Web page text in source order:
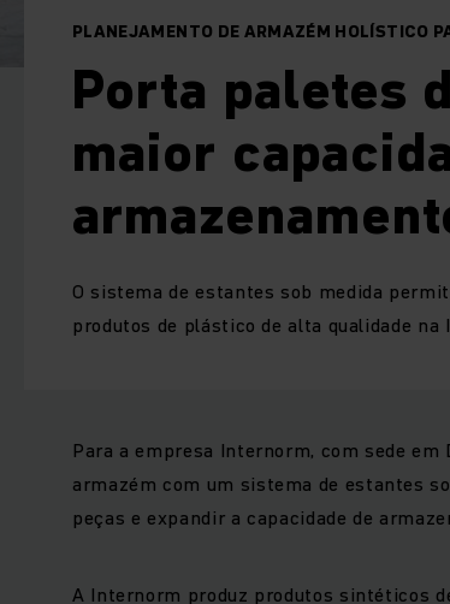
PLANEJAMENTO DE ARMAZÉM HOLÍSTICO
Porta paletes
maior
O sistema de estantes sob medida
produtos de plástico de alta qualidade na
Para a empresa Internorm, com sede
armazém com um sistema de estantes
peças e expandir a capacidade de
A Internorm produz produtos sintéticos